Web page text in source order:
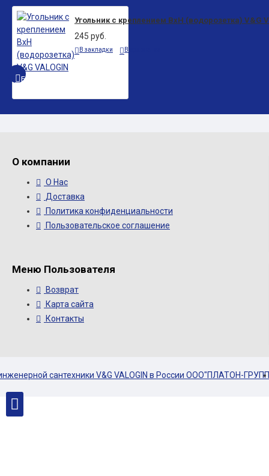
БЫСТРЫЙ ПРОСМОТР
Угольник с креплением ВxН (водорозетка) V&G
245 руб.
В закладки В сравнение
О компании
О Нас
Доставка
Политика конфиденциальности
Пользовательское соглашение
Меню Пользователя
Возврат
Карта сайта
Контакты
сантехники V&G VALOGIN в России ООО"ПЛАТОН-ГРУПП"ㅤㅤㅤㅤㅤㅤㅤㅤㅤ